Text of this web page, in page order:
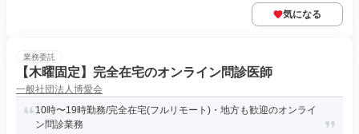
気になる
業務委託
【木曜固定】完全在宅のオンライン問診医師
一般社団法人博愛会
10時〜19時勤務/完全在宅(フルリモート)・地方も歓迎のオンライ
ン問診業務